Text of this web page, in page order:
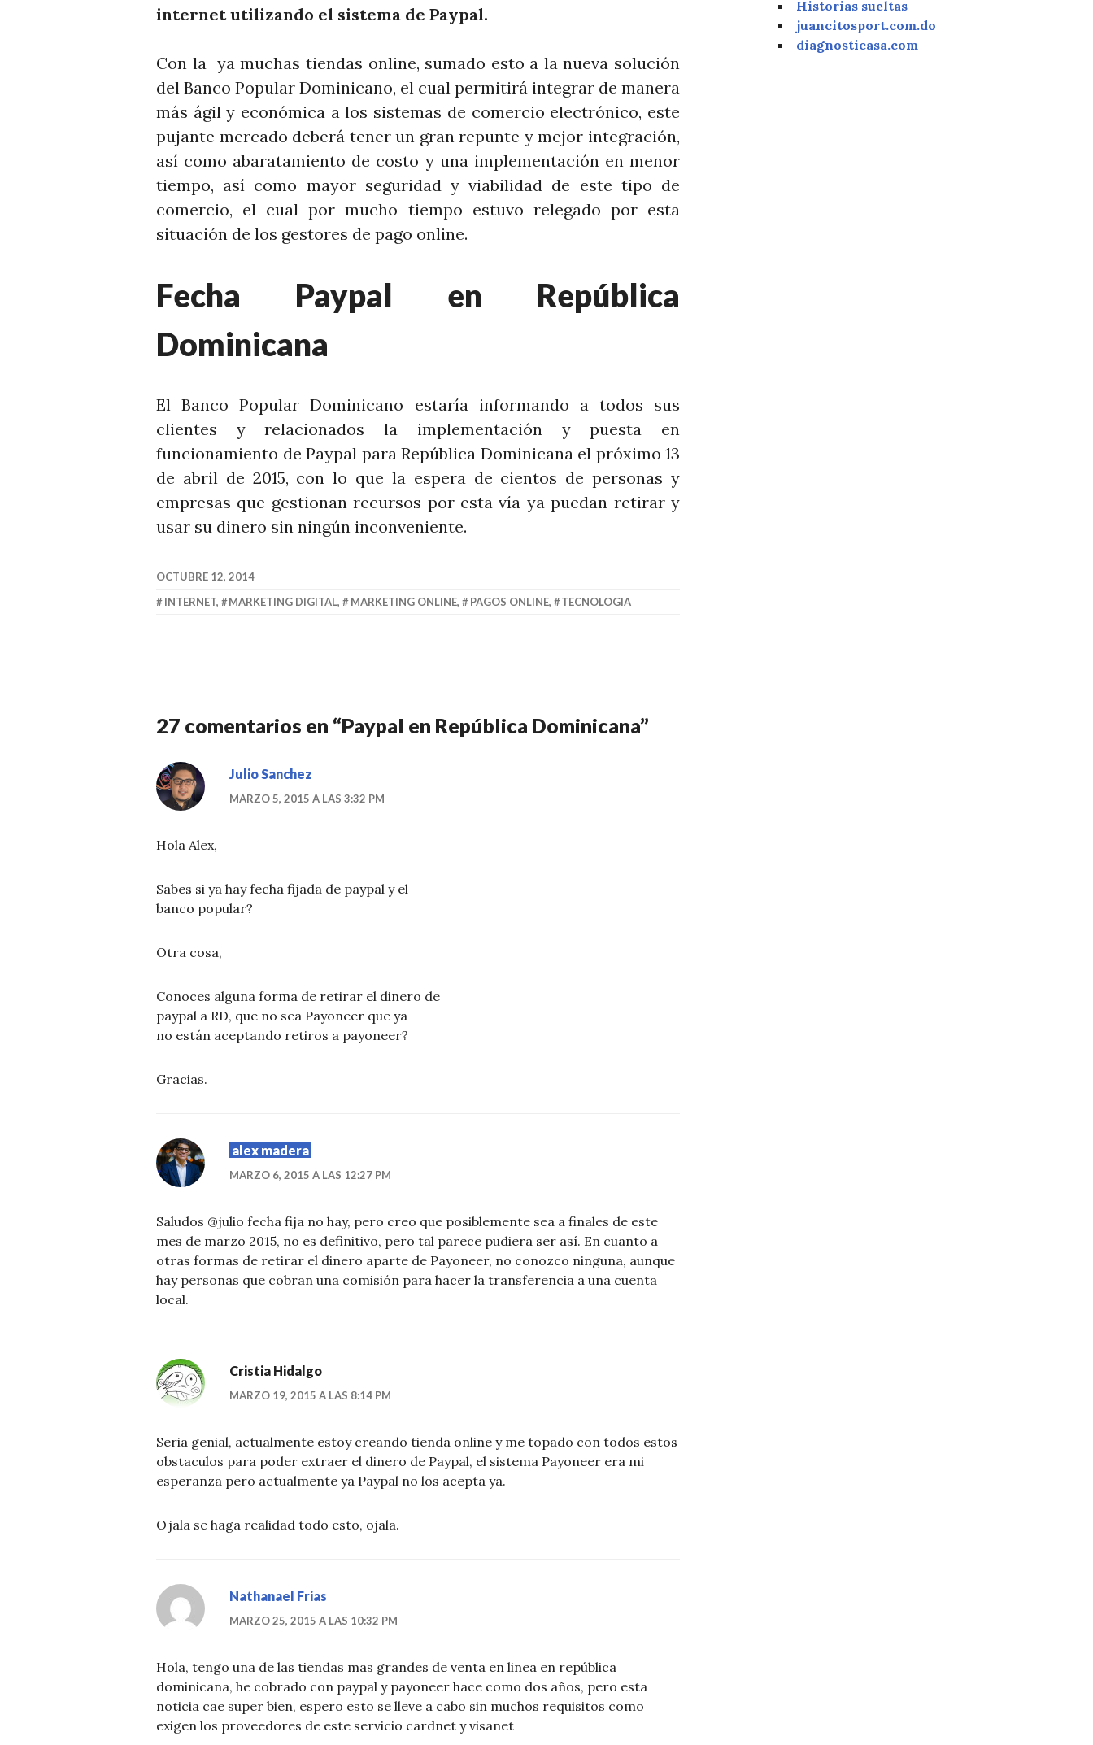
internet utilizando el sistema de Paypal.
Con la ya muchas tiendas online, sumado esto a la nueva solución
del Banco Popular Dominicano, el cual permitirá integrar de manera
más ágil y económica a los sistemas de comercio electrónico, este
pujante mercado deberá tener un gran repunte y mejor integración,
así como abaratamiento de costo y una implementación en menor
tiempo, así como mayor seguridad y viabilidad de este tipo de
comercio, el cual por mucho tiempo estuvo relegado por esta
situación de los gestores de pago online.
Fecha Paypal en República
Dominicana
El Banco Popular Dominicano estaría informando a todos sus
clientes y relacionados la implementación y puesta en
funcionamiento de Paypal para República Dominicana el próximo 13
de abril de 2015, con lo que la espera de cientos de personas y
empresas que gestionan recursos por esta vía ya puedan retirar y
usar su dinero sin ningún inconveniente.
OCTUBRE 12, 2014
INTERNET, MARKETING DIGITAL, MARKETING ONLINE, PAGOS ONLINE, TECNOLOGIA
27 comentarios en “Paypal en República Dominicana”
Julio Sanchez
MARZO 5, 2015 A LAS 3:32 PM
Hola Alex,
Sabes si ya hay fecha fijada de paypal y el
banco popular?
Otra cosa,
Conoces alguna forma de retirar el dinero de
paypal a RD, que no sea Payoneer que ya
no están aceptando retiros a payoneer?
Gracias.
alex madera
MARZO 6, 2015 A LAS 12:27 PM
Saludos @julio fecha fija no hay, pero creo que posiblemente sea a finales de este
mes de marzo 2015, no es definitivo, pero tal parece pudiera ser así. En cuanto a
otras formas de retirar el dinero aparte de Payoneer, no conozco ninguna, aunque
hay personas que cobran una comisión para hacer la transferencia a una cuenta
local.
Cristia Hidalgo
MARZO 19, 2015 A LAS 8:14 PM
Seria genial, actualmente estoy creando tienda online y me topado con todos estos
obstaculos para poder extraer el dinero de Paypal, el sistema Payoneer era mi
esperanza pero actualmente ya Paypal no los acepta ya.
Ojala se haga realidad todo esto, ojala.
Nathanael Frias
MARZO 25, 2015 A LAS 10:32 PM
Hola, tengo una de las tiendas mas grandes de venta en linea en república
dominicana, he cobrado con paypal y payoneer hace como dos años, pero esta
noticia cae super bien, espero esto se lleve a cabo sin muchos requisitos como
exigen los proveedores de este servicio cardnet y visanet
Historias sueltas
juancitosport.com.do
diagnosticasa.com